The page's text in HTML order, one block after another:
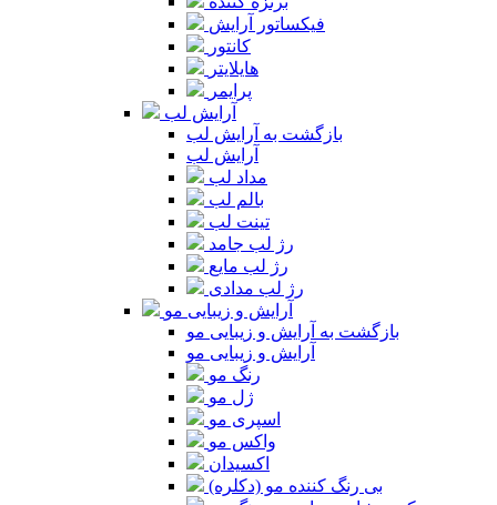
فیکساتور آرایش
کانتور
هایلایتر
پرایمر
آرایش لب
بازگشت به آرایش لب
آرایش لب
مداد لب
بالم لب
تینت لب
رژ لب جامد
رژ لب مایع
رژ لب مدادی
آرایش و زیبایی مو
بازگشت به آرایش و زیبایی مو
آرایش و زیبایی مو
رنگ مو
ژل مو
اسپری مو
واکس مو
اکسیدان
بی رنگ کننده مو (دکلره)